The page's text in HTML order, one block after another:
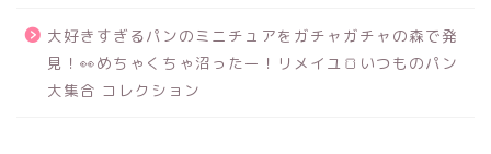
大好きすぎるパンのミニチュアをガチャガチャの森で発
見！👀めちゃくちゃ沼ったー！リメイユ🍞いつものパン
大集合 コレクション